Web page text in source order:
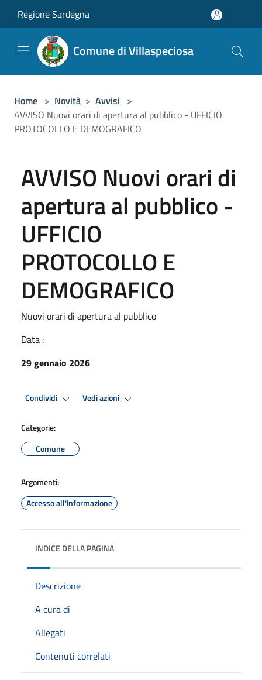
Regione Sardegna
Comune di Villaspeciosa
Home > Novità > Avvisi >
AVVISO Nuovi orari di apertura al pubblico - UFFICIO
PROTOCOLLO E DEMOGRAFICO
AVVISO Nuovi orari di
apertura al pubblico -
UFFICIO
PROTOCOLLO E
DEMOGRAFICO
Nuovi orari di apertura al pubblico
Data :
29 gennaio 2026
Condividi Vedi azioni
Categorie:
Comune
Argomenti:
Accesso all'informazione
INDICE DELLA PAGINA
Descrizione
A cura di
Allegati
Contenuti correlati